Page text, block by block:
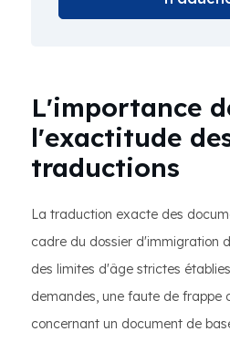
L'importance
l'exactitude
traductions
La traduction exacte des
cadre du dossier d'immigration
des limites d'âge strictes
demandes, une faute de frappe
concernant un document de